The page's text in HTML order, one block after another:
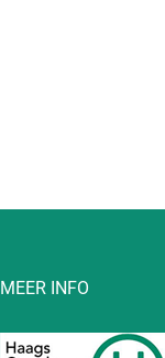
MEER INFO